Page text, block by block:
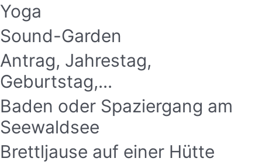
Yoga
Sound-Garden
Antrag, Jahrestag,
Geburtstag,...
Baden oder Spaziergang am
Seewaldsee
Brettljause auf einer Hütte